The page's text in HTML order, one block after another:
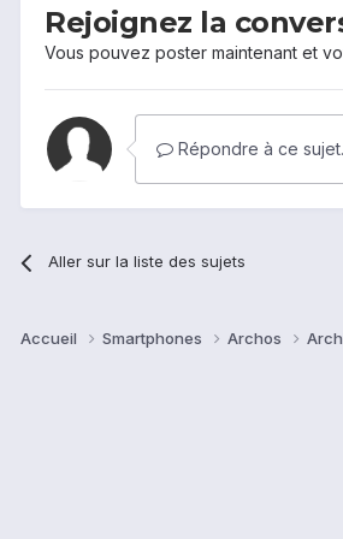
Rejoignez la
Vous pouvez poster maintenant et
Répondre à ce
Aller sur la liste des sujets
Accueil Smartphones Archos